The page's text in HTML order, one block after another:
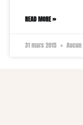
READ MORE »
31 mars 2015